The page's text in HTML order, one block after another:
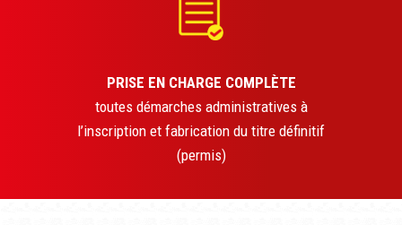
PRISE EN CHARGE COMPLÈTE
toutes démarches administratives à
l’inscription et fabrication du titre définitif
(permis)